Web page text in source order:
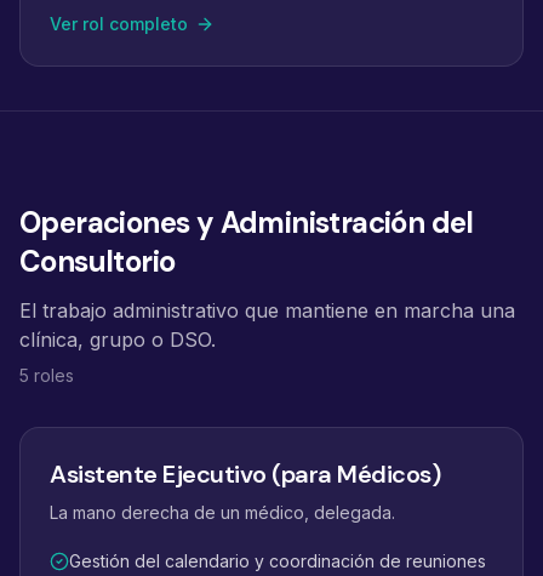
Ver rol completo
Operaciones y Administración del
Consultorio
El trabajo administrativo que mantiene en marcha una
clínica, grupo o DSO.
5 roles
Asistente Ejecutivo (para Médicos)
La mano derecha de un médico, delegada.
Gestión del calendario y coordinación de reuniones